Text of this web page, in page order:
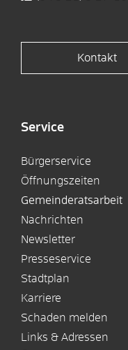
Kontakt
Service
Bürgerservice
Öffnungszeiten
Gemeinderatsarbeit
Nachrichten
Newsletter
Presseservice
Stadtplan
Karriere
Schaden melden
Links & Adressen